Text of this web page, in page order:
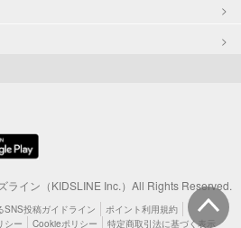
イン（KIDSLINE Inc.）All Rights Reserved.
SNS投稿ガイドライン
ポイント利用規約
シー Cookieポリシー 特定商取引法に基づく表示